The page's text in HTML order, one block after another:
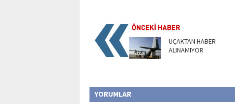
UÇAKTAN HABER
ALINAMIYOR
YORUMLAR